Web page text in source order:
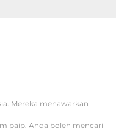
Mereka menawarkan
paip. Anda boleh mencari